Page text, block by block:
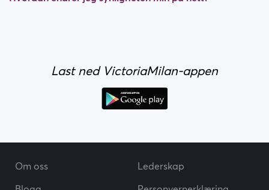
Last ned VictoriaMilan-appen
Om oss
Lederskap